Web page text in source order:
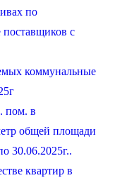
по
поставщиков с
коммунальные
пом. в
общей площади
30.06.2025г..
квартир в